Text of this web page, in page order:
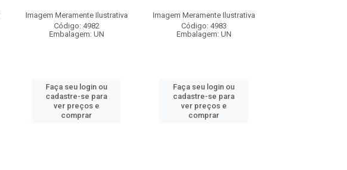
Imagem Meramente Ilustrativa
Código: 4982
Embalagem: UN
Faça seu login ou
cadastre-se para
ver preços e
comprar
Imagem Meramente Ilustrativa
Código: 4983
Embalagem: UN
Faça seu login ou
cadastre-se para
ver preços e
comprar